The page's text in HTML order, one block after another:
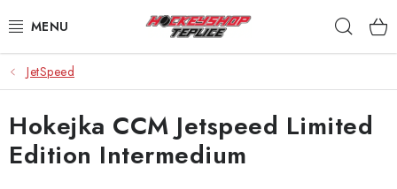
na
VÝPRODEJ
BRUSLE
HOKEJKY
JetSpeed
Hokejka CCM Jetspeed Limited
Edition Intermedium